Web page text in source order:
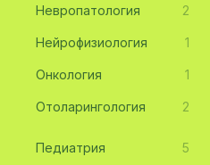
Невропатология 2
Нейрофизиология 1
Онкология 1
Отоларингология 2
Педиатрия 5